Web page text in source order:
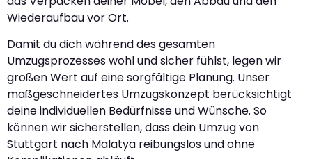
Wiederaufbau vor Ort.
Damit du dich während des gesamten
Umzugsprozesses wohl und sicher fühlst, legen wir
großen Wert auf eine sorgfältige Planung. Unser
maßgeschneidertes Umzugskonzept berücksichtigt
deine individuellen Bedürfnisse und Wünsche. So
können wir sicherstellen, dass dein Umzug von
Stuttgart nach Malatya reibungslos und ohne